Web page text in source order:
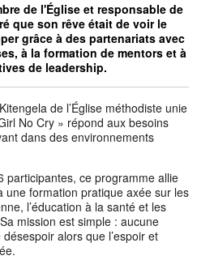
de l'Église et responsable de
que son rêve était de voir le
grâce à des partenariats avec
à la formation de mentors et à
de leadership.
de l’Église méthodiste unie
No Cry » répond aux besoins
dans des environnements
participantes, ce programme allie
une formation pratique axée sur les
l’éducation à la santé et les
mission est simple : aucune
alors que l’espoir et